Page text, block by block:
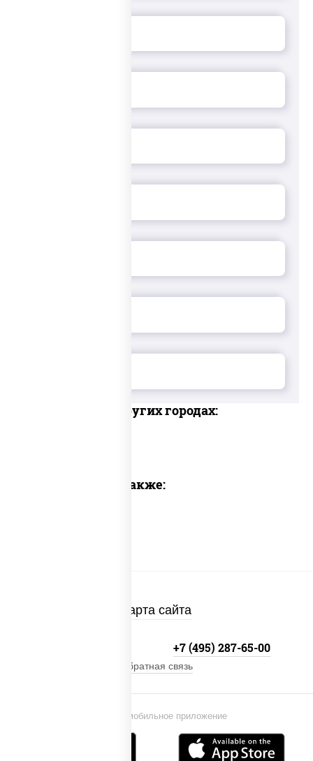
Доставка в других городах:
Предлагаем также:
Карта сайта
Установи мобильное приложение
+7 (495) 287-65-00
Обратная связь